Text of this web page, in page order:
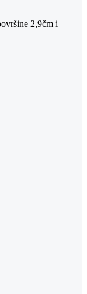
2,9čm i